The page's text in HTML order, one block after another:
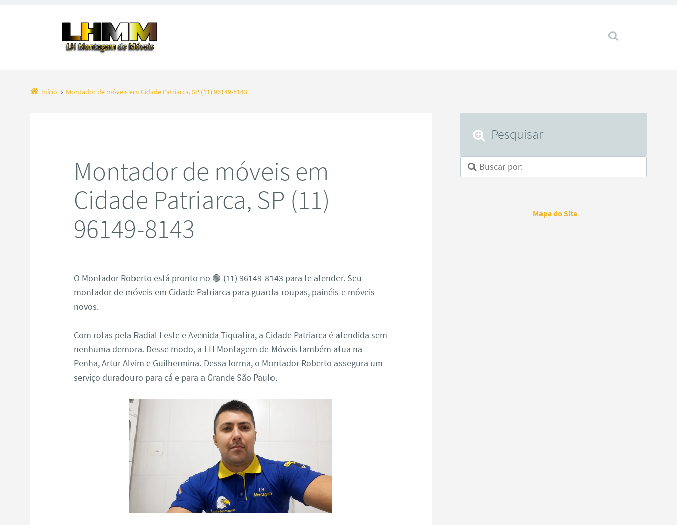
Pular para o conteúdo
Início Montador de móveis em Cidade Patriarca, SP (11) 96149-8143
Montador de móveis em
Cidade Patriarca, SP (11)
96149-8143
O Montador Roberto está pronto no 🟢 (11) 96149-8143 para te atender. Seu
montador de móveis em Cidade Patriarca para guarda-roupas, painéis e móveis
novos.
Com rotas pela Radial Leste e Avenida Tiquatira, a Cidade Patriarca é atendida sem
nenhuma demora. Desse modo, a LH Montagem de Móveis também atua na
Penha, Artur Alvim e Guilhermina. Dessa forma, o Montador Roberto assegura um
serviço duradouro para cá e para a Grande São Paulo.
Pesquisar
Mapa do Site